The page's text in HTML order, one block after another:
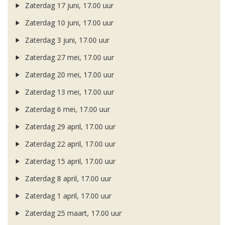
Zaterdag 17 juni, 17.00 uur
Zaterdag 10 juni, 17.00 uur
Zaterdag 3 juni, 17.00 uur
Zaterdag 27 mei, 17.00 uur
Zaterdag 20 mei, 17.00 uur
Zaterdag 13 mei, 17.00 uur
Zaterdag 6 mei, 17.00 uur
Zaterdag 29 april, 17.00 uur
Zaterdag 22 april, 17.00 uur
Zaterdag 15 april, 17.00 uur
Zaterdag 8 april, 17.00 uur
Zaterdag 1 april, 17.00 uur
Zaterdag 25 maart, 17.00 uur